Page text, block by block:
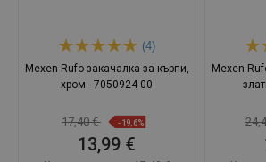
(4)
Mexen Rufo закачалка за кърпи,
хром - 7050924-00
17,40 € -19,6%
13,99 €
Mexen